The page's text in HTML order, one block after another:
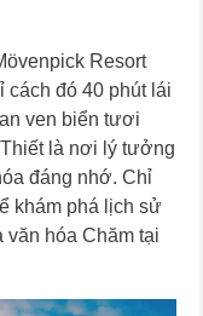
Resort
cách đó 40 phút lái
ven biển tươi
là nơi lý tưởng
đáng nhớ. Chỉ
khám phá lịch sử
văn hóa Chăm tại